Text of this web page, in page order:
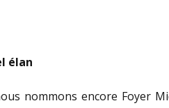
élan
nommons encore Foyer